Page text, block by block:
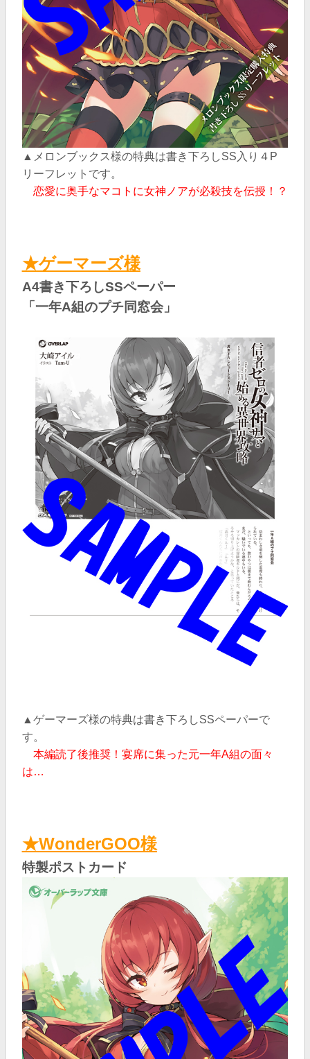
▲メロンブックス様の特典は書き下ろしSS入り４P
リーフレットです。
恋愛に奥手なマコトに女神ノアが必殺技を伝授！？
★ゲーマーズ様
A4書き下ろしSSペーパー
「一年A組のプチ同窓会」
▲ゲーマーズ様の特典は書き下ろしSSペーパーで
す。
本編読了後推奨！宴席に集った元一年A組の面々
は…
★WonderGOO様
特製ポストカード